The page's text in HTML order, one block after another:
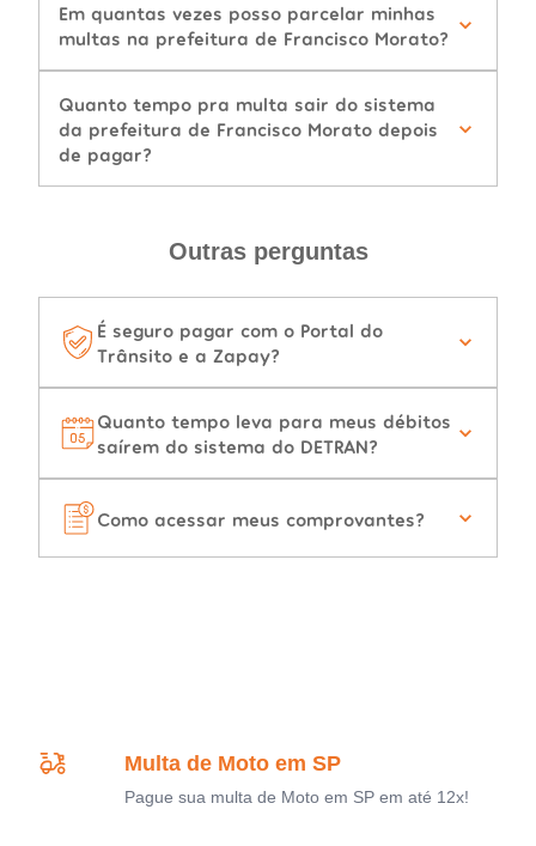
Em quantas vezes posso parcelar minhas
multas na prefeitura de Francisco Morato?
Quanto tempo pra multa sair do sistema
da prefeitura de Francisco Morato depois
de pagar?
Outras perguntas
É seguro pagar com o Portal do
Trânsito e a Zapay?
Quanto tempo leva para meus débitos
saírem do sistema do DETRAN?
Como acessar meus comprovantes?
Multa de Moto em SP
Pague sua multa de Moto em SP em até 12x!